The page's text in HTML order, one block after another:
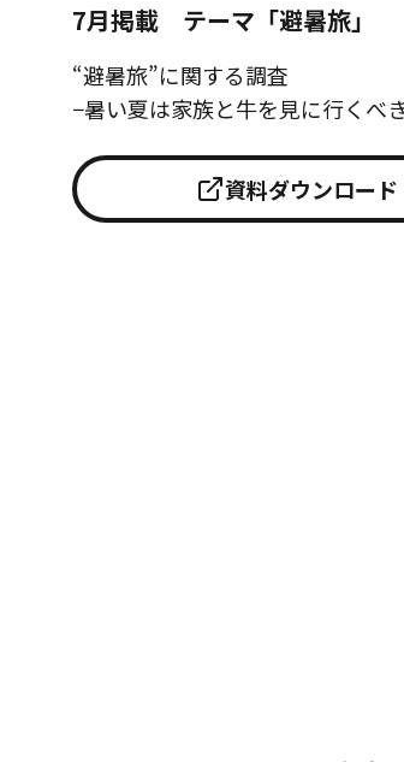
7月掲載 テーマ「避暑旅」
“避暑旅”に関する調査
−暑い夏は家族と牛を見に行くべ
資料ダウンロード